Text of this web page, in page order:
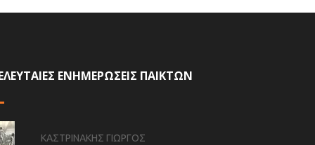
ΕΝΗΜΕΡΩΣΕΙΣ ΠΑΙΚΤΩΝ
ΚΑΣΤΡΙΝΑΚΗΣ ΓΙΩΡΓΟΣ